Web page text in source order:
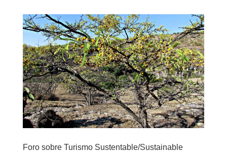
Foro sobre Turismo Sustentable/Sustainable